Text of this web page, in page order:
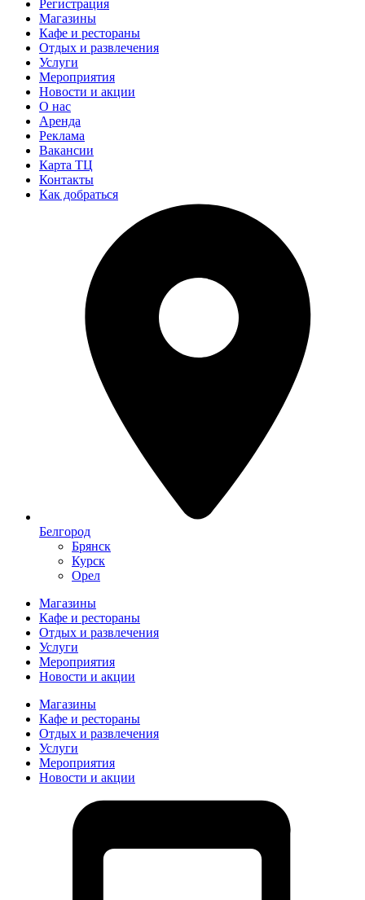
Регистрация
Магазины
Кафе и рестораны
Отдых и развлечения
Услуги
Мероприятия
Новости и акции
О нас
Аренда
Реклама
Вакансии
Карта ТЦ
Контакты
Как добраться
Белгород
Брянск
Курск
Орел
Магазины
Кафе и рестораны
Отдых и развлечения
Услуги
Мероприятия
Новости и акции
Магазины
Кафе и рестораны
Отдых и развлечения
Услуги
Мероприятия
Новости и акции